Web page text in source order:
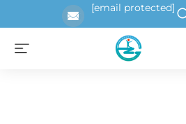
[email protected]